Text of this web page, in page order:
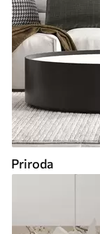
Priroda